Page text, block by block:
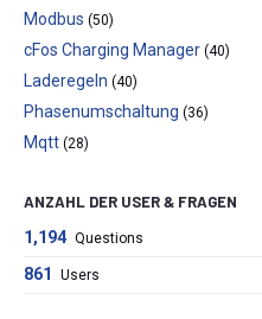
Modbus (50)
cFos Charging Manager (40)
Laderegeln (40)
Phasenumschaltung (36)
Mqtt (28)
ANZAHL DER USER & FRAGEN
1,194 Questions
861 Users